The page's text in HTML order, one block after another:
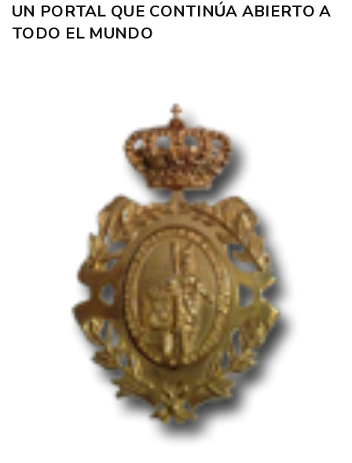
UN PORTAL QUE CONTINÚA ABIERTO A
TODO EL MUNDO